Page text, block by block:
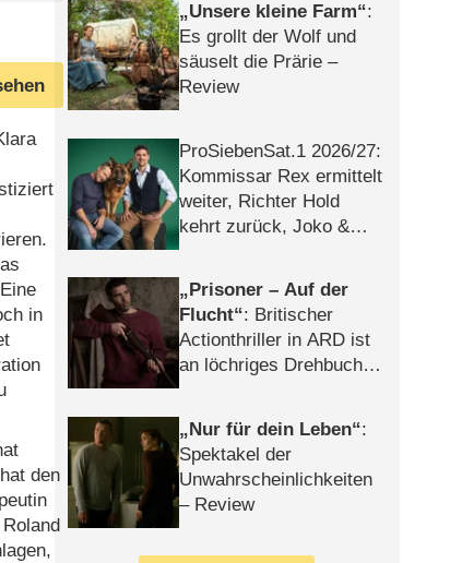
in
den
Unsere kleine Farm :
Es grollt der Wolf und
säuselt die Prärie –
Review
ProSiebenSat.1 2026/​27:
Kommissar Rex ermittelt
weiter, Richter Hold
kehrt zurück, Joko &
Prisoner – Auf der
Flucht : Britischer
Actionthriller in ARD ist
an löchriges Drehbuch
Nur für dein Leben :
Spektakel der
Unwahrscheinlichkeiten
– Review